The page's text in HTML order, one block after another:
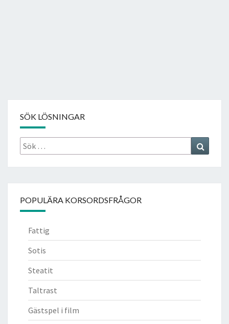
SÖK LÖSNINGAR
Sök
efter:
POPULÄRA KORSORDSFRÅGOR
Fattig
Sotis
Steatit
Taltrast
Gästspel i film